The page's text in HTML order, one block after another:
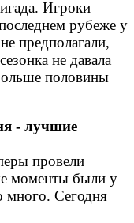
Игроки
рубеже у
предполагали,
не давала
половины
- лучшие
провели
моменты были у
много. Сегодня